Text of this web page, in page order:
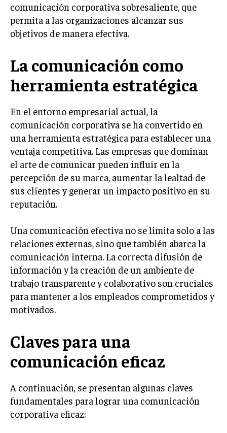
LIFESTYLE
MARKETING
ESTRATEGIAS DE MARKETING
AGENCIAS DE MARKETING
VENTA DE ENLACES
MARKETING DIGITAL
PUBLICIDAD
VENTAS Y PERSUASIÓN
GESTIÓN DE PRODUCTOS
GESTIÓN DE MARCA
INVESTIGACIÓN DE MERCADO
ANÁLISIS DE COMPETENCIA
GESTIÓN DE CLIENTES
GESTIÓN DEL CAMBIO
LIDERAZGO
HABILIDADES DIRECTIVAS
EMPRENDIMIENTO
comunicación corporativa sobresaliente, que
permita a las organizaciones alcanzar sus
objetivos de manera efectiva.
La comunicación como
herramienta estratégica
En el entorno empresarial actual, la
comunicación corporativa se ha convertido en
una herramienta estratégica para establecer una
ventaja competitiva. Las empresas que dominan
el arte de comunicar pueden influir en la
percepción de su marca, aumentar la lealtad de
sus clientes y generar un impacto positivo en su
reputación.
Una comunicación efectiva no se limita solo a las
relaciones externas, sino que también abarca la
comunicación interna. La correcta difusión de
información y la creación de un ambiente de
trabajo transparente y colaborativo son cruciales
para mantener a los empleados comprometidos y
motivados.
Claves para una
comunicación eficaz
A continuación, se presentan algunas claves
fundamentales para lograr una comunicación
corporativa eficaz: